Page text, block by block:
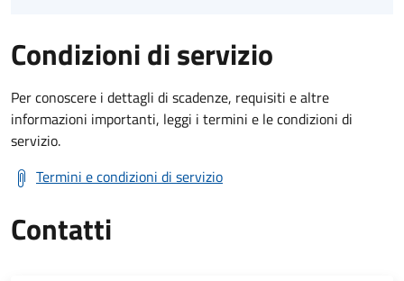
Condizioni di servizio
Per conoscere i dettagli di scadenze, requisiti e altre
informazioni importanti, leggi i termini e le condizioni di
servizio.
Termini e condizioni di servizio
Contatti